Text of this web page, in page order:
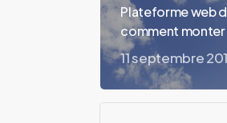
Plateforme web
comment monter
11 septembre